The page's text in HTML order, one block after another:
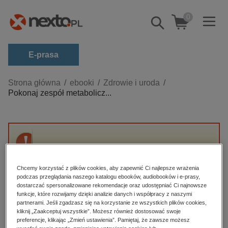
Pokaż/schowaj
wyszukiwarkę
0
E-prasa
Kategorie
Zobacz wszystkie E-prasa
budownictwo, aranżacja wnętrz
dzienniki
edukacja
hobby, sport, rozrywka
komputery, internet, technologie, informatyka
Strona główna ebooki
Zdrowie i uroda
Pokonaj zespół metabolicz...
Przepraszamy, ale produkt „Pokonaj zespół
High-contrast mode
Polecane
Chcemy korzystać z plików cookies, aby zapewnić Ci najlepsze wrażenia
podczas przeglądania naszego katalogu ebooków, audiobooków i e-prasy,
dostarczać spersonalizowane rekomendacje oraz udostępniać Ci najnowsze
funkcje, które rozwijamy dzięki analizie danych i współpracy z naszymi
partnerami. Jeśli zgadzasz się na korzystanie ze wszystkich plików cookies,
kliknij „Zaakceptuj wszystkie”. Możesz również dostosować swoje
preferencje, klikając „Zmień ustawienia”. Pamiętaj, że zawsze możesz